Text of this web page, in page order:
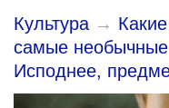
Культура→
самые
Исподнее,